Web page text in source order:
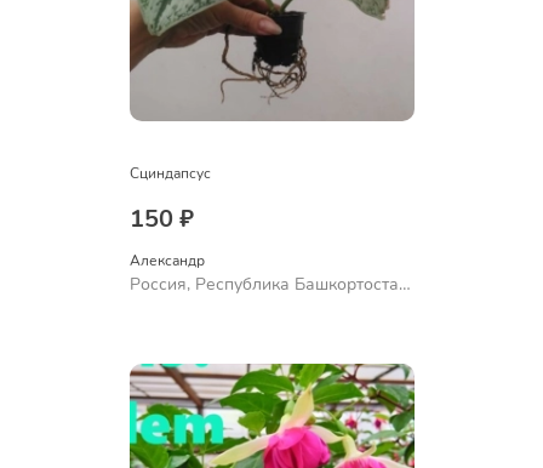
Сциндапсус
150 ₽
Александр
Россия, Республика Башкортостан,